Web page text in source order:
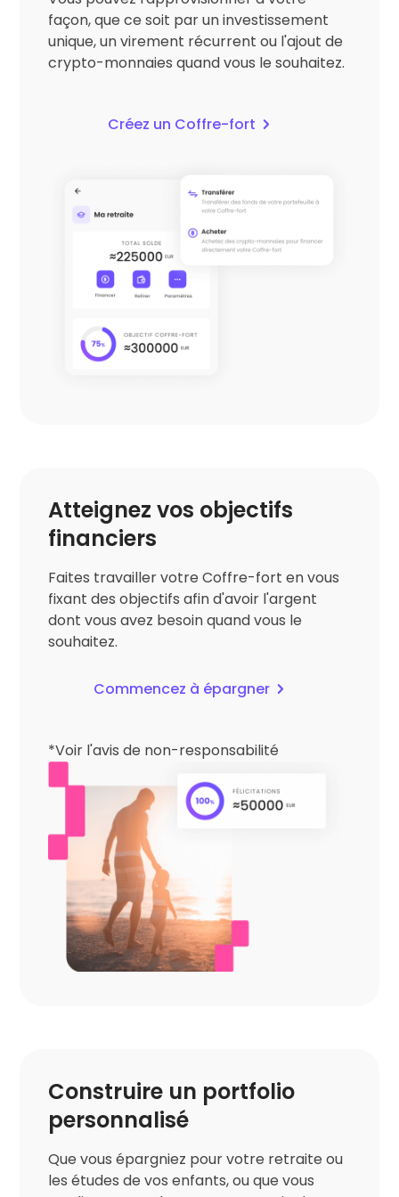
façon, que ce soit par un investissement
unique, un virement récurrent ou l'ajout de
crypto-monnaies quand vous le souhaitez.
Créez un Coffre-fort
Atteignez vos objectifs
financiers
Faites travailler votre Coffre-fort en vous
fixant des objectifs afin d'avoir l'argent
dont vous avez besoin quand vous le
souhaitez.
Commencez à épargner
*Voir l'avis de non-responsabilité
Construire un portfolio
personnalisé
Que vous épargniez pour votre retraite ou
les études de vos enfants, ou que vous